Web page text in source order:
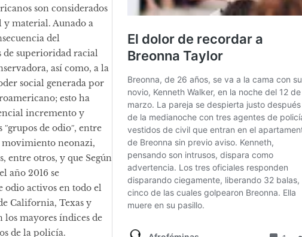
son considerados
y material. Aunado a
del
de superioridad racial
así como, a la
social generada por
esto ha
incremento y
de odioʺ, entre
movimiento neonazi,
entre otros, y que Según
año 2016 se
odio activos en todo el
California, Texas y
los mayores índices de
de la policía.